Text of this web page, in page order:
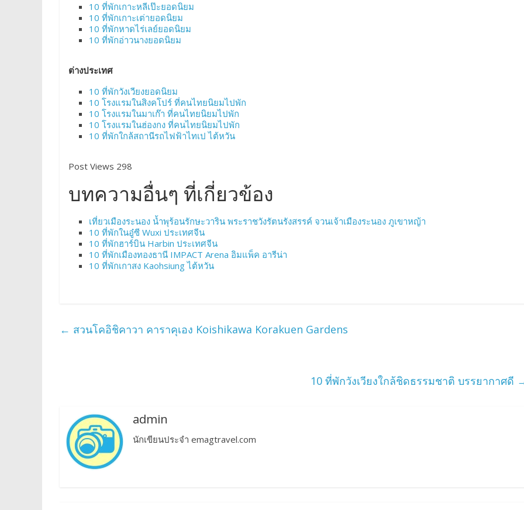
10 ที่พักเกาะหลีเป๊ะยอดนิยม
10 ที่พักเกาะเต่ายอดนิยม
10 ที่พักหาดไร่เลย์ยอดนิยม
10 ที่พักอ่าวนางยอดนิยม
ต่างประเทศ
10 ที่พักวังเวียงยอดนิยม
10 โรงแรมในสิงคโปร์ ที่คนไทยนิยมไปพัก
10 โรงแรมในมาเก๊า ที่คนไทยนิยมไปพัก
10 โรงแรมในฮ่องกง ที่คนไทยนิยมไปพัก
10 ที่พักใกล้สถานีรถไฟฟ้าไทเป ไต้หวัน
Post Views 298
บทความอื่นๆ ที่เกี่ยวข้อง
เที่ยวเมืองระนอง น้ำพุร้อนรักษะวาริน พระราชวังรัตนรังสรรค์ จวนเจ้าเมืองระนอง ภูเขาหญ้า
10 ที่พักในอู๋ซี Wuxi ประเทศจีน
10 ที่พักฮาร์บิน Harbin ประเทศจีน
10 ที่พักเมืองทองธานี IMPACT Arena อิมแพ็ค อารีน่า
10 ที่พักเกาสง Kaohsiung ไต้หวัน
← สวนโคอิชิคาวา คาราคุเอง Koishikawa Korakuen Gardens
10 ที่พักวังเวียงใกล้ชิดธรรมชาติ บรรยากาศดี
admin
นักเขียนประจำ emagtravel.com